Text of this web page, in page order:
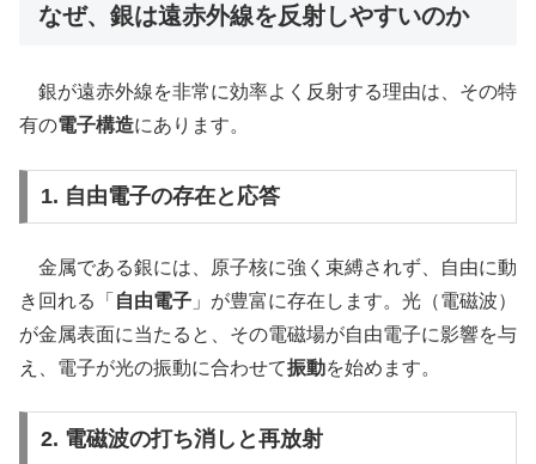
なぜ、銀は遠赤外線を反射しやすいのか
銀が遠赤外線を非常に効率よく反射する理由は、その特
有の電子構造にあります。
1. 自由電子の存在と応答
金属である銀には、原子核に強く束縛されず、自由に動
き回れる「 自由電子 」が豊富に存在します。光（電磁波）
が金属表面に当たると、その電磁場が自由電子に影響を与
え、電子が光の振動に合わせて振動を始めます。
2. 電磁波の打ち消しと再放射